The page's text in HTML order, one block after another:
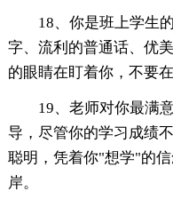
18、你是班上学生
字、流利的普通话、优
的眼睛在盯着你，不要
19、老师对你最满
导，尽管你的学习成绩
聪明，凭着你"想学"的
岸。